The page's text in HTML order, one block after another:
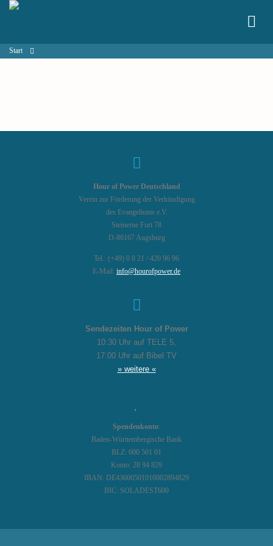
Start
Hour of Power Deutschland
Verein zur Förderung der Verkündigung
des Evangeliums e.V.
Steinerne Furt 78
D-86167 Augsburg
Tel.: (+49) 0 8 21 / 420 96 96
E-Mail: info@hourofpower.de
Sendezeiten Hour of Power
10:30 Uhr auf TELE 5,
17:00 Uhr auf Bibel TV
» weitere «
Spendenkonto:
Baden-Württembergische Bank
BLZ: 600 501 01
Konto: 28 94 829
IBAN: DE43600501010002894829
BIC: SOLADEST600